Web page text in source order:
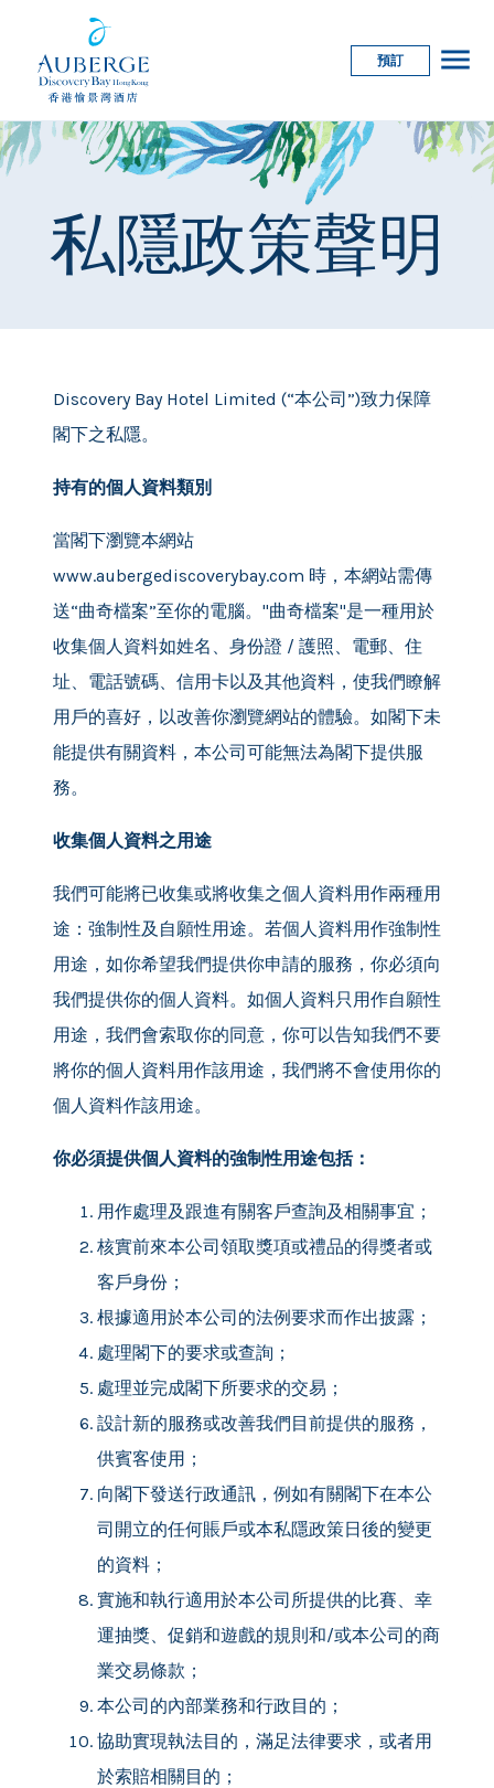
預訂 menu
私隱政策聲明
Discovery Bay Hotel Limited (“本公司”)致力保障
閣下之私隱。
持有的個人資料類別
當閣下瀏覽本網站
www.aubergediscoverybay.com 時，本網站需傳
送“曲奇檔案”至你的電腦。"曲奇檔案"是一種用於
收集個人資料如姓名、身份證 / 護照、電郵、住
址、電話號碼、信用卡以及其他資料，使我們瞭解
用戶的喜好，以改善你瀏覽網站的體驗。如閣下未
能提供有關資料，本公司可能無法為閣下提供服
務。
收集個人資料之用途
我們可能將已收集或將收集之個人資料用作兩種用
途：強制性及自願性用途。若個人資料用作強制性
用途，如你希望我們提供你申請的服務，你必須向
我們提供你的個人資料。如個人資料只用作自願性
用途，我們會索取你的同意，你可以告知我們不要
將你的個人資料用作該用途，我們將不會使用你的
個人資料作該用途。
你必須提供個人資料的強制性用途包括：
用作處理及跟進有關客戶查詢及相關事宜；
核實前來本公司領取獎項或禮品的得獎者或
客戶身份；
根據適用於本公司的法例要求而作出披露；
處理閣下的要求或查詢；
處理並完成閣下所要求的交易；
設計新的服務或改善我們目前提供的服務，
供賓客使用；
向閣下發送行政通訊，例如有關閣下在本公
司開立的任何賬戶或本私隱政策日後的變更
的資料；
實施和執行適用於本公司所提供的比賽、幸
運抽獎、促銷和遊戲的規則和/或本公司的商
業交易條款；
本公司的內部業務和行政目的；
協助實現執法目的，滿足法律要求，或者用
於索賠相關目的；